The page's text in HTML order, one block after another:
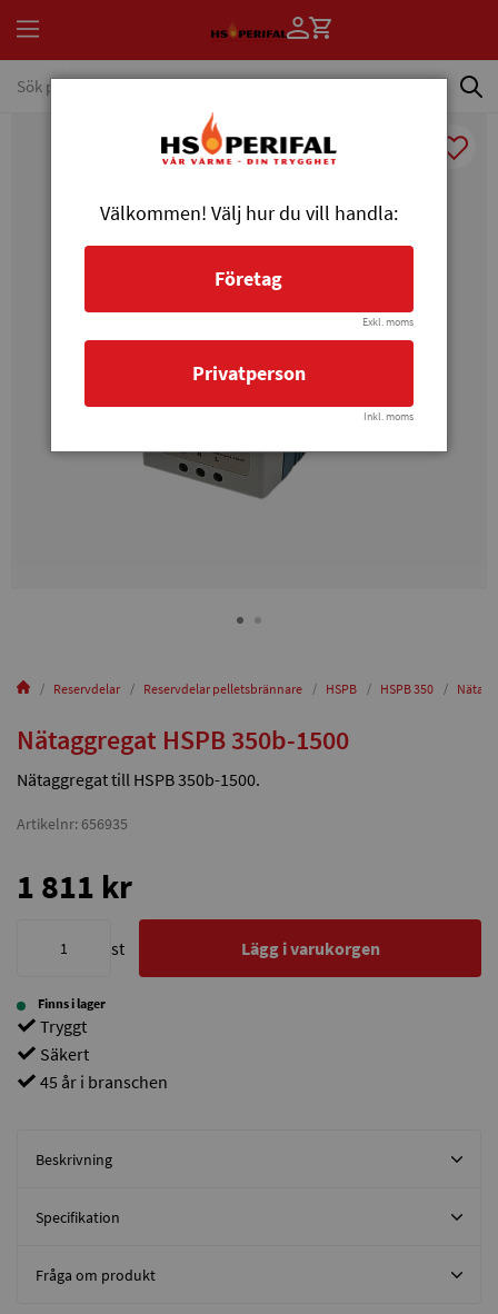
Reservdelar Reservdelar pelletsbrännare HSPB HSPB 350
Nätaggregat HSPB 350b-1500
Nätaggregat till HSPB 350b-1500.
Artikelnr: 656935
1 811 kr
st Lägg i varukorgen
Finns i lager
Tryggt
Säkert
45 år i branschen
Beskrivning
Specifikation
Fråga om produkt
Välkommen! Välj hur du vill handla:
Företag
Exkl. moms
Privatperson
Inkl. moms